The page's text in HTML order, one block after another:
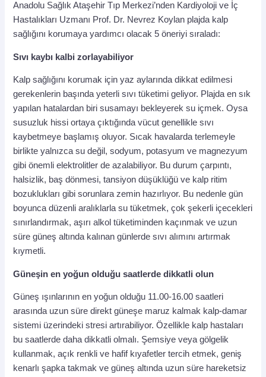
Anadolu Sağlık Ataşehir Tıp Merkezi’nden Kardiyoloji ve İç
Hastalıkları Uzmanı Prof. Dr. Nevrez Koylan plajda kalp
sağlığını korumaya yardımcı olacak 5 öneriyi sıraladı:
Sıvı kaybı kalbi zorlayabiliyor
Kalp sağlığını korumak için yaz aylarında dikkat edilmesi
gerekenlerin başında yeterli sıvı tüketimi geliyor. Plajda en sık
yapılan hatalardan biri susamayı bekleyerek su içmek. Oysa
susuzluk hissi ortaya çıktığında vücut genellikle sıvı
kaybetmeye başlamış oluyor. Sıcak havalarda terlemeyle
birlikte yalnızca su değil, sodyum, potasyum ve magnezyum
gibi önemli elektrolitler de azalabiliyor. Bu durum çarpıntı,
halsizlik, baş dönmesi, tansiyon düşüklüğü ve kalp ritim
bozuklukları gibi sorunlara zemin hazırlıyor. Bu nedenle gün
boyunca düzenli aralıklarla su tüketmek, çok şekerli içecekleri
sınırlandırmak, aşırı alkol tüketiminden kaçınmak ve uzun
süre güneş altında kalınan günlerde sıvı alımını artırmak
kıymetli.
Güneşin en yoğun olduğu saatlerde dikkatli olun
Güneş ışınlarının en yoğun olduğu 11.00-16.00 saatleri
arasında uzun süre direkt güneşe maruz kalmak kalp-damar
sistemi üzerindeki stresi artırabiliyor. Özellikle kalp hastaları
bu saatlerde daha dikkatli olmalı. Şemsiye veya gölgelik
kullanmak, açık renkli ve hafif kıyafetler tercih etmek, geniş
kenarlı şapka takmak ve güneş altında uzun süre hareketsiz